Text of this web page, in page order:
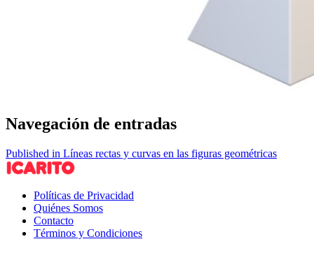
Navegación de entradas
Published in Líneas rectas y curvas en las figuras geométricas
Políticas de Privacidad
Quiénes Somos
Contacto
Términos y Condiciones